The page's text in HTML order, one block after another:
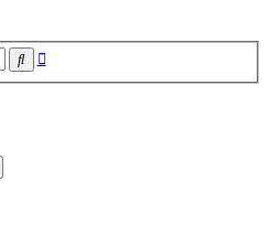
Rechercher
Recherche